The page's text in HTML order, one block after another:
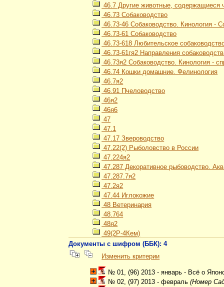
46.7 Другие животные, содержащиеся
46.73 Собаководство
46.73-46 Собаководство. Кинология -
46.73-61 Собаководство
46.73-618 Любительское
46.73-61гя2 Направления
46.73я2 Собаководство. Кинология -
46.74 Кошки домашние. Фелинология
46.7я2
46.91 Пчеловодство
46я2
46я6
47
47.1
47.17 Звероводство
47.22(2) Рыболовство в России
47.224я2
47.287 Декоративное рыбоводство.
47.287.7я2
47.2я2
47.44 Иглокожие
48 Ветеринария
48.764
48я2
49(2Р-4Кем)
Документы с шифром (ББК): 4
Изменить критерии
№ 01, (96) 2013 - январь - Всё о
№ 02, (97) 2013 - февраль (Номер